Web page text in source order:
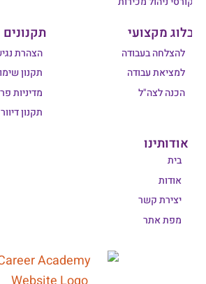
בלוג מקצועי
להצלחה בעבודה
למציאת עבודה
הכנה לצה"ל
תקנונים
הצהרת
תקנון
מדיניות
תקנון דיוור
אודותינו
בית
אודות
יצירת קשר
מפת אתר